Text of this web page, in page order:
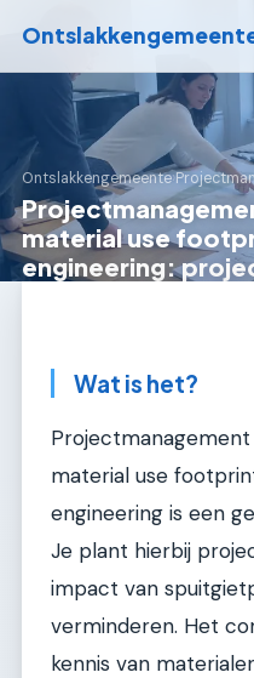
Ontslakkengemeente›
material use
engineering:
Wat is het?
material use
engineering is een
Je plant hierbij
impact van
verminderen. Het
kennis van